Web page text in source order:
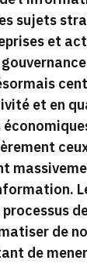
sujets
et
et en
de
de